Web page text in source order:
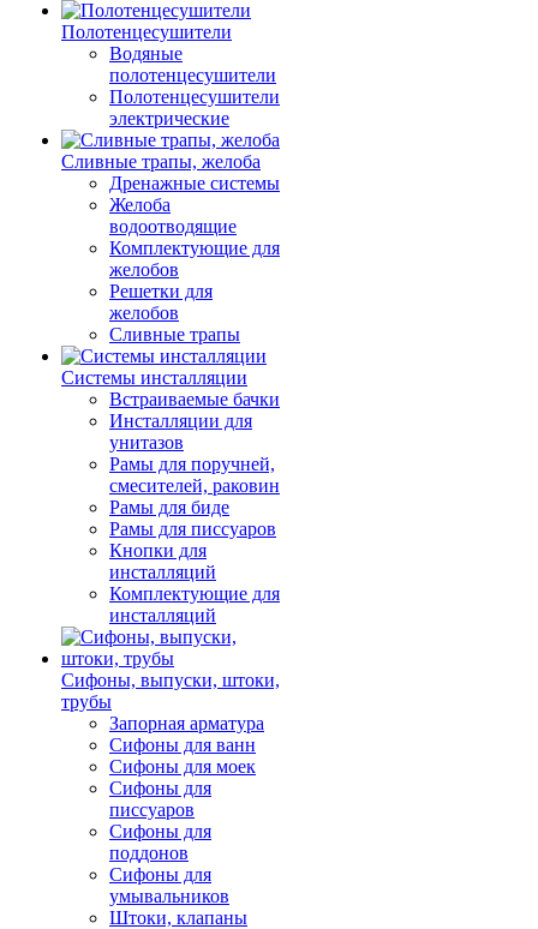
Полотенцесушители
Водяные
полотенцесушители
Полотенцесушители
электрические
Сливные трапы, желоба
Дренажные системы
Желоба
водоотводящие
Комплектующие для
желобов
Решетки для
желобов
Сливные трапы
Системы инсталляции
Встраиваемые бачки
Инсталляции для
унитазов
Рамы для поручней,
смесителей, раковин
Рамы для биде
Рамы для писсуаров
Кнопки для
инсталляций
Комплектующие для
инсталляций
Сифоны, выпуски, штоки,
трубы
Запорная арматура
Сифоны для ванн
Сифоны для моек
Сифоны для
писсуаров
Сифоны для
поддонов
Сифоны для
умывальников
Штоки, клапаны